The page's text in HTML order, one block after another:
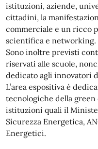
istituzioni, aziende,
cittadini, la
commerciale e un ricco
scientifica e networking.
Sono inoltre previsti
riservati alle scuole,
dedicato agli innovatori
L’area espositiva è
tecnologiche della green
istituzioni quali il
Sicurezza Energetica,
Energetici.